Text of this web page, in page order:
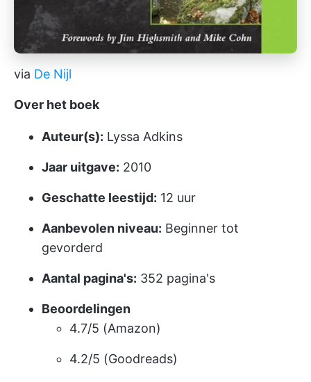
via De Nijl
Over het boek
Auteur(s): Lyssa Adkins
Jaar uitgave: 2010
Geschatte leestijd: 12 uur
Aanbevolen niveau: Beginner tot
gevorderd
Aantal pagina's: 352 pagina's
Beoordelingen
4.7/5 (Amazon)
4.2/5 (Goodreads)